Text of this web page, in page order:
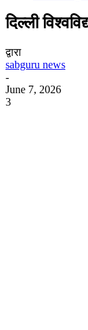
दिल्ली
द्वारा
sabguru news
-
June 7, 2026
3